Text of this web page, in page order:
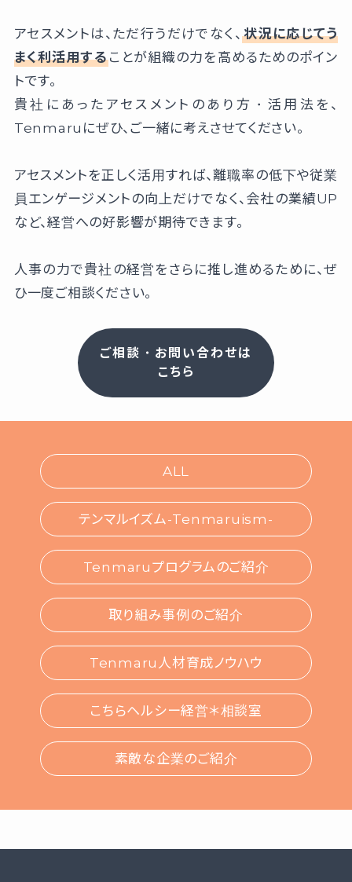
アセスメントは、ただ行うだけでなく、 状況に応じてう
まく利活用することが組織の力を高めるためのポイン
トです。
貴社にあったアセスメントのあり方・活用法を、
Tenmaruにぜひ、ご一緒に考えさせてください。
アセスメントを正しく活用すれば、離職率の低下や従業
員エンゲージメントの向上だけでなく、会社の業績UP
など、経営への好影響が期待できます。
人事の力で貴社の経営をさらに推し進めるために、ぜ
ひ一度ご相談ください。
ご相談・お問い合わせは
こちら
ALL
テンマルイズム-Tenmaruism-
Tenmaruプログラムのご紹介
取り組み事例のご紹介
Tenmaru人材育成ノウハウ
こちらヘルシー経営＊相談室
素敵な企業のご紹介